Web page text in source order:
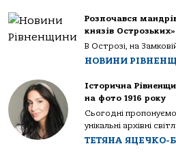
Розпочався
князів
В Острозі, на
НОВИНИ
Історична
на фото 1916 року
Сьогодні
унікальні архівні
ТЕТЯНА